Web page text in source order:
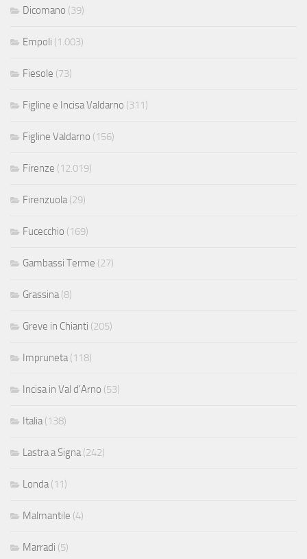
Dicomano (39)
Empoli (1.003)
Fiesole (73)
Figline e Incisa Valdarno (311)
Figline Valdarno (156)
Firenze (12.019)
Firenzuola(29)
Fucecchio (169)
Gambassi Terme (27)
Grassina(8)
Greve in Chianti (205)
Impruneta(118)
Incisa in Val d'Arno (53)
Italia(138)
Lastra a Signa(242)
Londa(11)
Malmantile (4)
Marradi (5)